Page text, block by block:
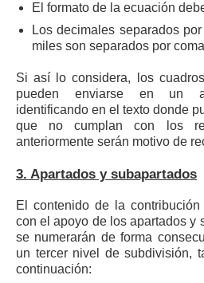
El formato de la ecuación
Los decimales separados
miles son separados por
Si así lo considera, los
pueden enviarse en un
identificando en el texto donde
que no cumplan con los
anteriormente serán motivo de
3. Apartados y subapartados
El contenido de la
con el apoyo de los apartados y
se numerarán de forma
un tercer nivel de subdivisión,
continuación: